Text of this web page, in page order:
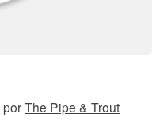
porThe Pipe & Trout